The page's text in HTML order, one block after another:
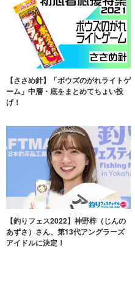
【ささめ針】「ボウズのがれライトゲ
ーム」中層・底をまとめてちょい投
げ！
【釣りフェス2022】神野梓（じんの
あずさ）さん、第13代アングラーズ
アイドルに決定！